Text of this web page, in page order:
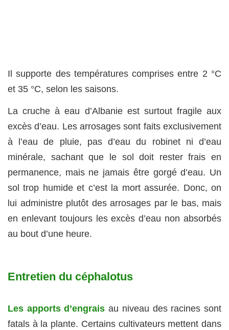
Il supporte des températures comprises entre 2 °C
et 35 °C, selon les saisons.
La cruche à eau d’Albanie est surtout fragile aux
excès d’eau. Les arrosages sont faits exclusivement
à l’eau de pluie, pas d’eau du robinet ni d’eau
minérale, sachant que le sol doit rester frais en
permanence, mais ne jamais être gorgé d’eau. Un
sol trop humide et c’est la mort assurée. Donc, on
lui administre plutôt des arrosages par le bas, mais
en enlevant toujours les excès d’eau non absorbés
au bout d’une heure.
Entretien du céphalotus
Les apports d’engrais au niveau des racines sont
fatals à la plante. Certains cultivateurs mettent dans